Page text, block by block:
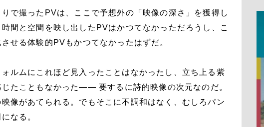
で撮ったPVは、ここで予想外の「映像の深さ」を獲得し
間と空間を映し出したPVはかつてなかっただろうし、こ
せる体験的PVもかつてなかったはずだ。
ルムにこれほど見入ったことはなかったし、立ち上る紫
たこともなかった―― 要するに詩的映像の次元なのだ。
像があてられる。でもそこに不調和はなく、むしろパン
なる。